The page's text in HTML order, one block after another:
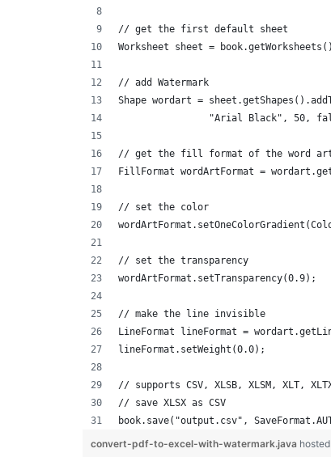
// get the first default sheet
Worksheet sheet =
// add Watermark
Shape wordart =
"Arial Black", 50,
// get the fill format of the word
FillFormat wordArtFormat =
// set the color
// set the transparency
wordArtFormat.setTransparency(0.9);
// make the line invisible
LineFormat lineFormat =
lineFormat.setWeight(0.0);
// supports CSV, XLSB, XLSM, XLT,
// save XLSX as CSV
book.save("output.csv",
convert-pdf-to-excel-with-watermark.java